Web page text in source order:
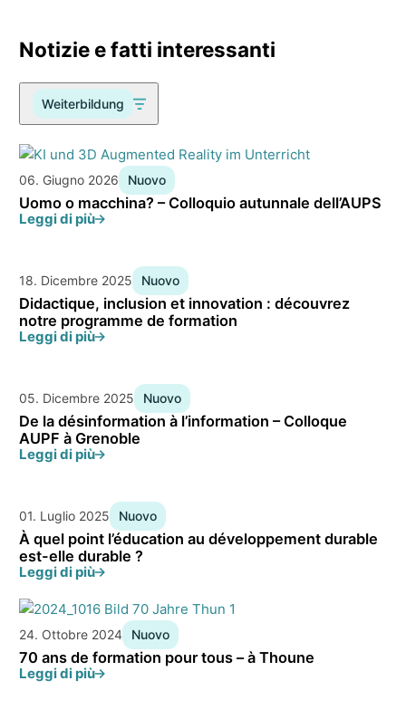
Notizie e fatti interessanti
Weiterbildung
06. Giugno 2026 Nuovo
Uomo o macchina? – Colloquio autunnale dell’AUPS
Leggi di più
18. Dicembre 2025 Nuovo
Didactique, inclusion et innovation : découvrez
notre programme de formation
Leggi di più
05. Dicembre 2025 Nuovo
De la désinformation à l’information – Colloque
AUPF à Grenoble
Leggi di più
01. Luglio 2025 Nuovo
À quel point l’éducation au développement durable
est-elle durable ?
Leggi di più
24. Ottobre 2024 Nuovo
70 ans de formation pour tous – à Thoune
Leggi di più